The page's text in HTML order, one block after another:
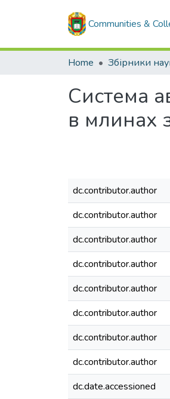
Communities &
Home
Система
в млинах
dc.contributor.author
dc.contributor.author
dc.contributor.author
dc.contributor.author
dc.contributor.author
dc.contributor.author
dc.contributor.author
dc.contributor.author
dc.date.accessioned